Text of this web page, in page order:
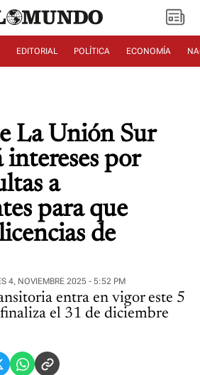
EDITORIAL POLÍTICA ECONOMÍA
La Unión Sur
intereses por
a
para que
de
4, NOVIEMBRE 2025 - 5:52 PM
entra en vigor este 5
el 31 de diciembre